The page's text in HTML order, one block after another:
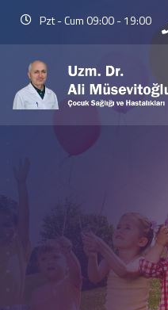
Pzt - Cum 09:00 - 19:00